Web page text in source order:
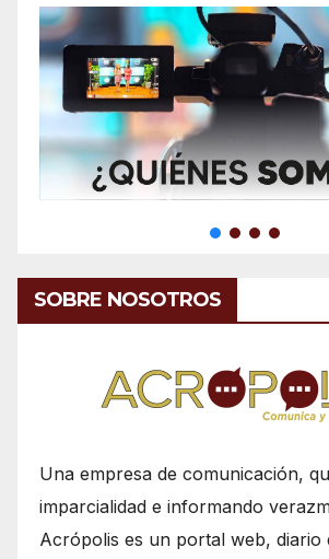
SOBRE NOSOTROS
Una empresa de comunicación,
imparcialidad e informando
Acrópolis es un portal web, diario